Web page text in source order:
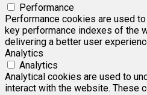
Performance
Performance cookies are used
key performance indexes of the
delivering a better user
Analytics
Analytics
Analytical cookies are used to
interact with the website. These